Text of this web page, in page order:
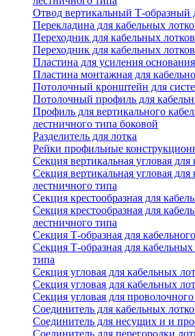
Отвод вертикальный Т-образный
Перекладина для кабельных
Переходник для кабельных лотков
Переходник для кабельных
Пластина для усиления
Пластина монтажная для
Потолочный кронштейн для
Потолочный профиль для
Профиль для вертикального
лестничного типа боковой
Разделитель для лотка
Рейки профильные
Секция вертикальная угловая для
Секция вертикальная угловая для
лестничного типа
Секция крестообразная для
Секция крестообразная для
лестничного типа
Секция Т-образная для
Секция Т-образная для
типа
Секция угловая для кабельных
Секция угловая для кабельных
Секция угловая для проволочного
Соединитель для кабельных
Соединитель для несущих и и
Соединитель для перегородки